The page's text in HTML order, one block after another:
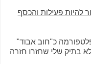
להיות פעילות והכסף
כ"חוב אבוד"
בתיק שלי שחזרו חזרה